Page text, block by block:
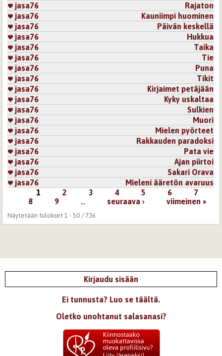
jasa76
Rajaton
jasa76
Kauniimpi huominen
jasa76
Päivän keskellä
jasa76
Hukkua
jasa76
Taika
jasa76
Tie
jasa76
Puna
jasa76
Tikit
jasa76
Kirjaimet petäjään
jasa76
Kyky uskaltaa
jasa76
Sulkien
jasa76
Muori
jasa76
Mielen pyörteet
jasa76
Rakkauden paradoksi
jasa76
Pata vie
jasa76
Ajan piirtoi
jasa76
Sakari Orava
jasa76
Mieleni ääretön avaruus
1 2 3 4 5 6
7
8
9 … seuraava › viimeinen »
Näytetään tulokset 1 - 50 / 736
Kirjaudu sisään
Ei tunnusta? Luo se täältä.
Oletko unohtanut salasanasi?